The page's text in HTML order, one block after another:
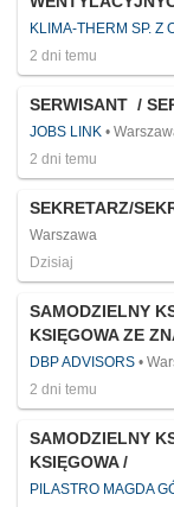
KLIMA-THERM SP. Z
2 dni temu
SERWISANT /
JOBS LINK
2 dni temu
SEKRETARZ/
Warszawa
Dzisiaj
SAMODZIELNY
KSIĘGOWA ZE
DBP ADVISORS
2 dni temu
SAMODZIELNY
KSIĘGOWA /
PILASTRO MAGDA